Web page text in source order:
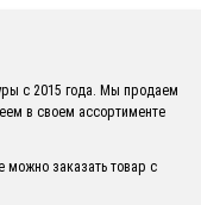
с 2015 года. Мы продаем
в своем ассортименте
можно заказать товар с